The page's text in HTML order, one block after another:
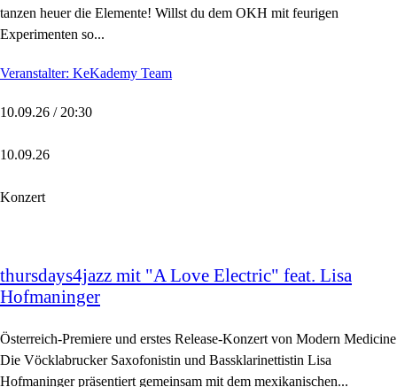
tanzen heuer die Elemente! Willst du dem OKH mit feurigen
Experimenten so...
Veranstalter: KeKademy Team
10.09.26 / 20:30
10.09.26
Konzert
thursdays4jazz mit "A Love Electric" feat. Lisa
Hofmaninger
Österreich-Premiere und erstes Release-Konzert von Modern Medicine
Die Vöcklabrucker Saxofonistin und Bassklarinettistin Lisa
Hofmaninger präsentiert gemeinsam mit dem mexikanischen...